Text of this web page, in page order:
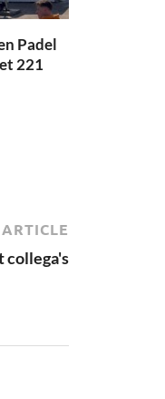
Padel
221
collega's